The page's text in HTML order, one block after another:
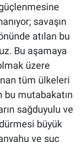
savaşın
atılan bu
Bu aşamaya
üzere
tüm ülkeleri
bu mutabakatın
sağduyulu ve
büyük
ve suç